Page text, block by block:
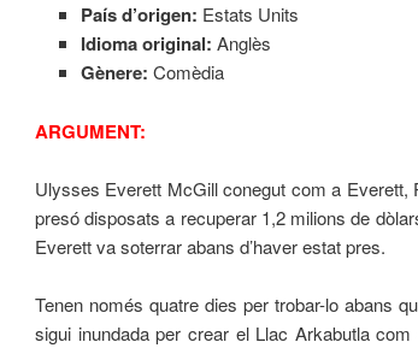
País d’origen: Estats Units
Idioma original: Anglès
Gènere: Comèdia
ARGUMENT:
Ulysses Everett McGill conegut com a Everett,
presó disposats a recuperar 1,2 milions de
Everett va soterrar abans d’haver estat pres.
Tenen només quatre dies per trobar-lo abans
sigui inundada per crear el Llac Arkabutla